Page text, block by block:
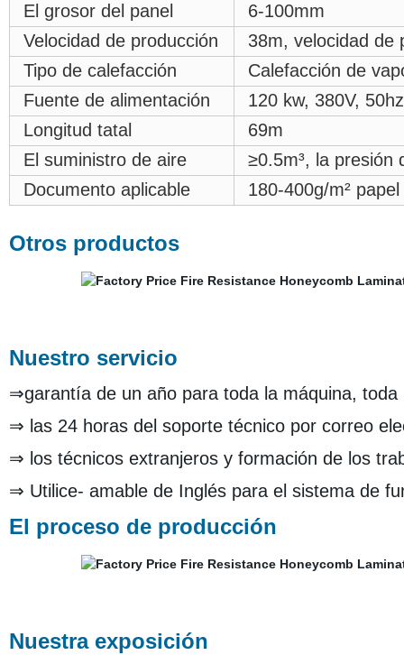
El grosor del panel
6-100mm
Velocidad de producción
38m, velocidad de
Tipo de calefacción
Calefacción de
Fuente de alimentación
120 kw, 380V, 50hz
Longitud tatal
69m
El suministro de aire
≥0.5m³, la presión
Documento aplicable
180-400g/m²
Otros productos
Nuestro servicio
⇒garantía de un año para toda la máquina, toda
⇒ las 24 horas del soporte técnico por correo
⇒ los técnicos extranjeros y formación de los
⇒ Utilice- amable de Inglés para el sistema de
El proceso de producción
Nuestra exposición